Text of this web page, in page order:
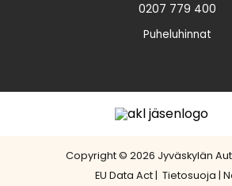
0207 779 400
Puheluhinnat
Copyright © 2026 Jyväskylän
EU Data Act | Tietosuoja |